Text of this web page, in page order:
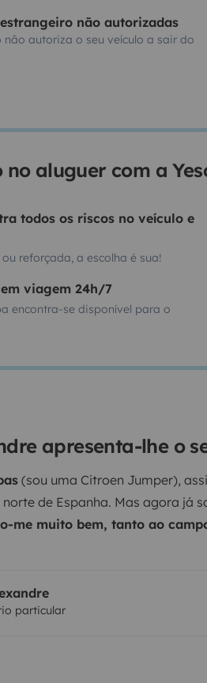
não autorizadas
autoriza o seu veículo a sair do
aluguer com a
todos os riscos no veículo e
reforçada, a escolha é sua!
viagem 24h/7
encontra-se disponível para o
apresenta-lhe o
(sou uma Citroen Jumper),
de Espanha. Mas agora já
me muito bem, tanto ao
autocaravana.
uma cama para dois, sai uma
de onde é possível se
particular